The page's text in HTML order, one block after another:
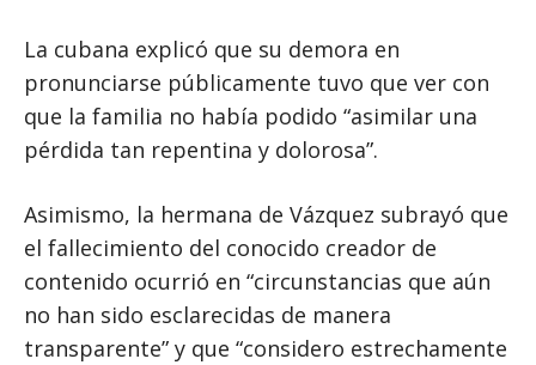
La cubana explicó que su demora en
pronunciarse públicamente tuvo que ver con
que la familia no había podido “asimilar una
pérdida tan repentina y dolorosa”.
Asimismo, la hermana de Vázquez subrayó que
el fallecimiento del conocido creador de
contenido ocurrió en “circunstancias que aún
no han sido esclarecidas de manera
transparente” y que “considero estrechamente